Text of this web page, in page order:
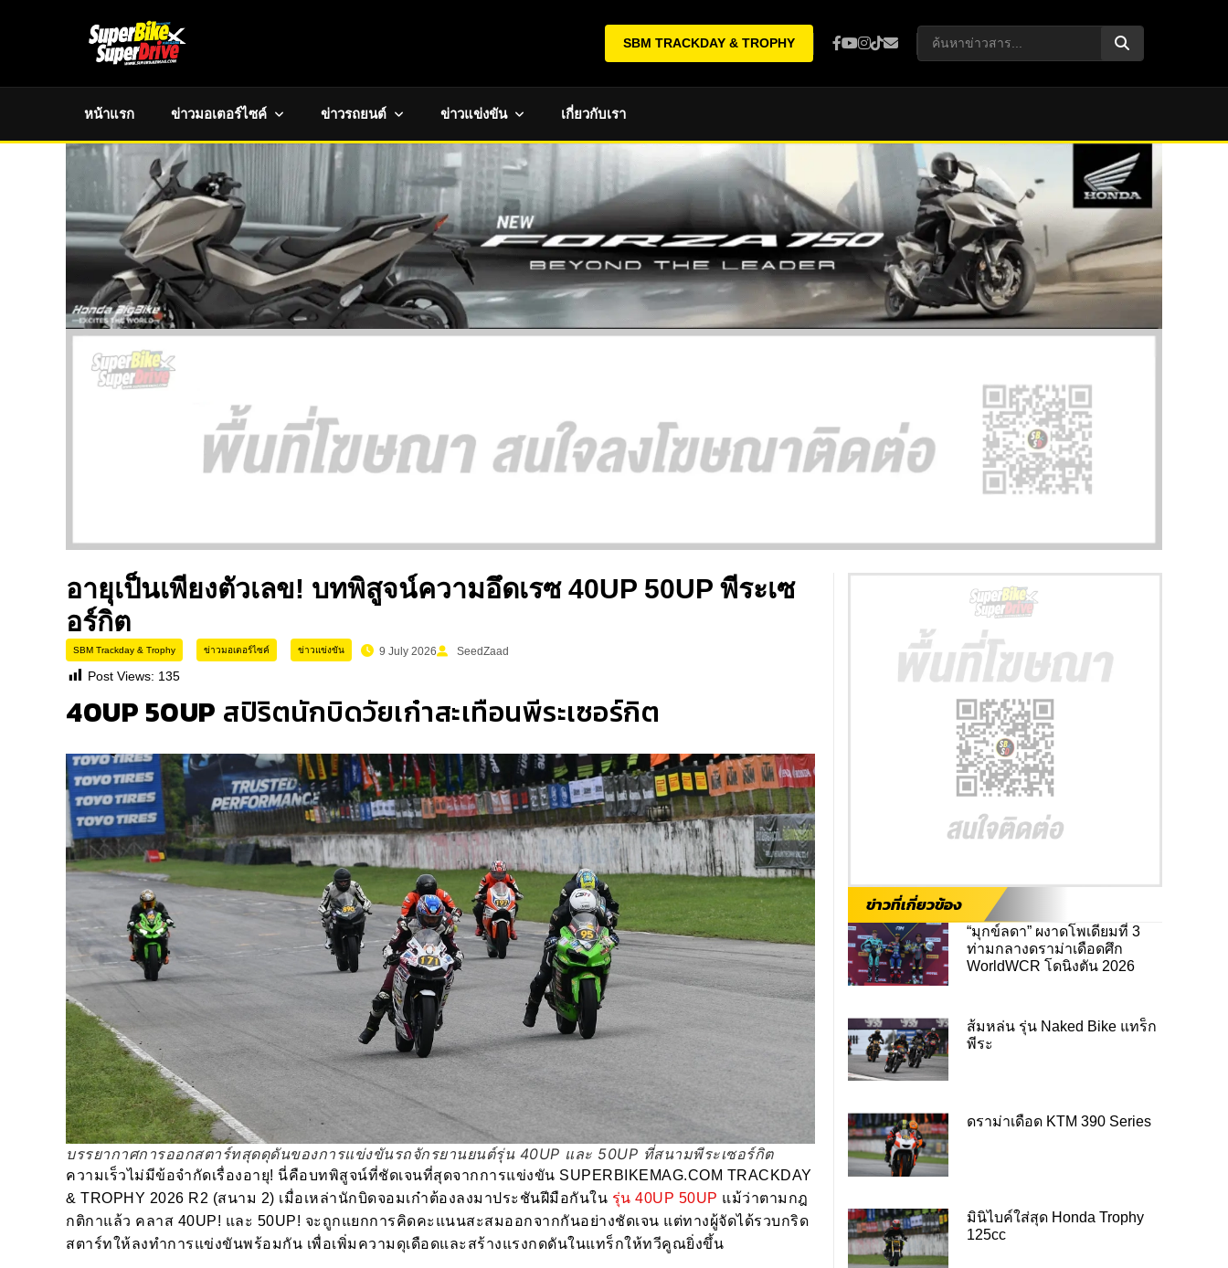
SBM TRACKDAY & TROPHY
หน้าแรก ข่าวมอเตอร์ไซค์ ข่าวรถยนต์ ข่าวแข่งขัน เกี่ยวกับเรา
อายุเป็นเพียงตัวเลข! บทพิสูจน์ความอึดเรซ 40UP 50UP พีระเซ
อร์กิต
SBM Trackday & Trophy ข่าวมอเตอร์ไซค์ ข่าวแข่งขัน 9 July 2026 SeedZaad
Post Views: 135
40UP 50UP สปิริตนักบิดวัยเก๋าสะเทือนพีระเซอร์กิต
บรรยากาศการออกสตาร์ทสุดดุดันของการแข่งขันรถจักรยานยนต์รุ่น 40UP และ 50UP ที่สนามพีระเซอร์กิต
ความเร็วไม่มีข้อจำกัดเรื่องอายุ! นี่คือบทพิสูจน์ที่ชัดเจนที่สุดจากการแข่งขัน SUPERBIKEMAG.COM TRACKDAY
& TROPHY 2026 R2 (สนาม 2) เมื่อเหล่านักบิดจอมเก๋าต้องลงมาประชันฝีมือกันใน รุ่น 40UP 50UP แม้ว่าตามกฎ
กติกาแล้ว คลาส 40UP! และ 50UP! จะถูกแยกการคิดคะแนนสะสมออกจากกันอย่างชัดเจน แต่ทางผู้จัดได้รวบกริด
สตาร์ทให้ลงทำการแข่งขันพร้อมกัน เพื่อเพิ่มความดุเดือดและสร้างแรงกดดันในแทร็กให้ทวีคูณยิ่งขึ้น
ข่าวที่เกี่ยวข้อง
“มุกข์ลดา” ผงาดโพเดียมที่ 3
ท่ามกลางดราม่าเดือดศึก
WorldWCR โดนิงตัน 2026
ส้มหล่น รุ่น Naked Bike แทร็ก
พีระ
ดราม่าเดือด KTM 390 Series
มินิไบค์ใส่สุด Honda Trophy
125cc